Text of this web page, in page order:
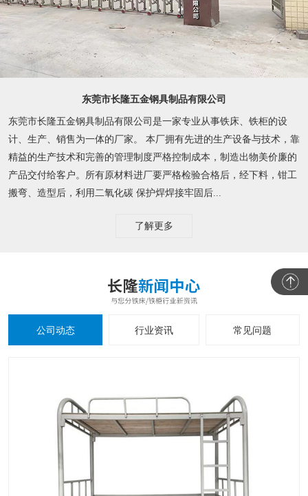
东莞市长隆五金钢具制品有限公司
东莞市长隆五金钢具制品有限公司是一家专业从事铁床、铁柜的设
计、生产、销售为一体的厂家。 本厂拥有先进的生产设备与技术，靠
精益的生产技术和完善的管理制度严格控制成本，制造出物美价廉的
产品交付给客户。所有原材料进厂要严格检验合格后，经下料，钳工
搬弯、造型后，利用二氧化碳 保护焊焊接牢固后...
了解更多
公司动态 行业资讯 常见问题